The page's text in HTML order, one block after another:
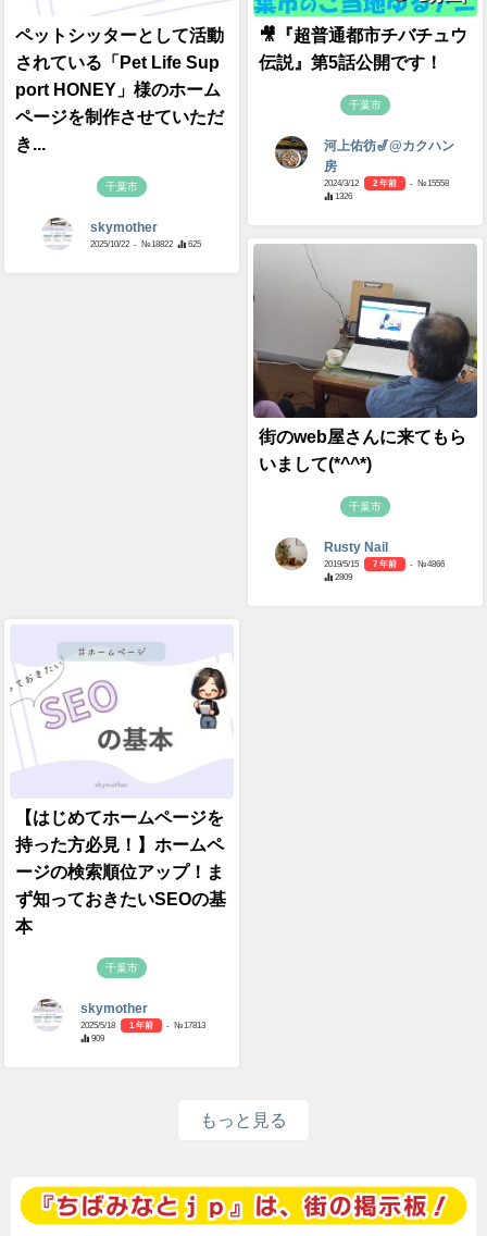
ペットシッターとして活動
されている「Pet Life Sup
port HONEY」様のホーム
ページを制作させていただ
き...
千葉市
skymother
2025/10/22 - №18822 625
🎥『超普通都市チバチュウ
伝説』第5話公開です！
千葉市
河上佑彷🎷@カクハン
房
2024/3/12 2 年前
- №15558
1326
街のweb屋さんに来てもら
いまして(*^^*)
千葉市
Rusty Nail
2019/5/15 7 年前
- №4866
2809
【はじめてホームページを
持った方必見！】ホームペ
ージの検索順位アップ！ま
ず知っておきたいSEOの基
本
千葉市
skymother
2025/5/18 1 年前
- №17813
909
もっと見る